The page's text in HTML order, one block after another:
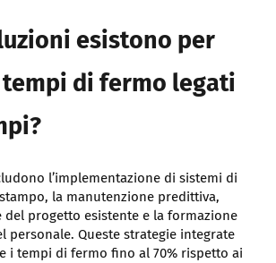
esistono per
di fermo legati
l’implementazione di sistemi di
la manutenzione predittiva,
del progetto esistente e la formazione
personale. Queste strategie integrate
i tempi di fermo fino al 70% rispetto ai